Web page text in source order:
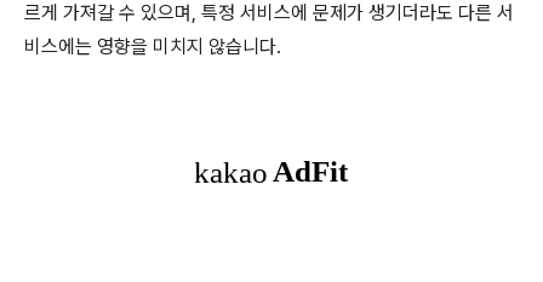
르게 가져갈 수 있으며, 특정 서비스에 문제가 생기더라도 다른 서
비스에는 영향을 미치지 않습니다.